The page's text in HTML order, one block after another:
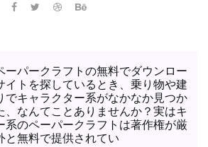
ーパークラフトの無料でダウンロー
イトを探しているとき、乗り物や建
でキャラクター系がなかなか見つか
、なんてことありませんか？実はキ
系のペーパークラフトは著作権が厳
と無料で提供されてい